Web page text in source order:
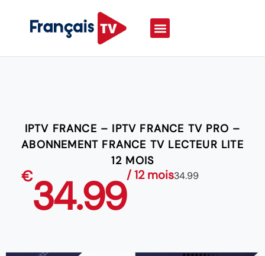
IPTV FRANCE – IPTV FRANCE TV PRO –
ABONNEMENT FRANCE TV LECTEUR LITE
12 MOIS
€34.99/ 12 mois34.99